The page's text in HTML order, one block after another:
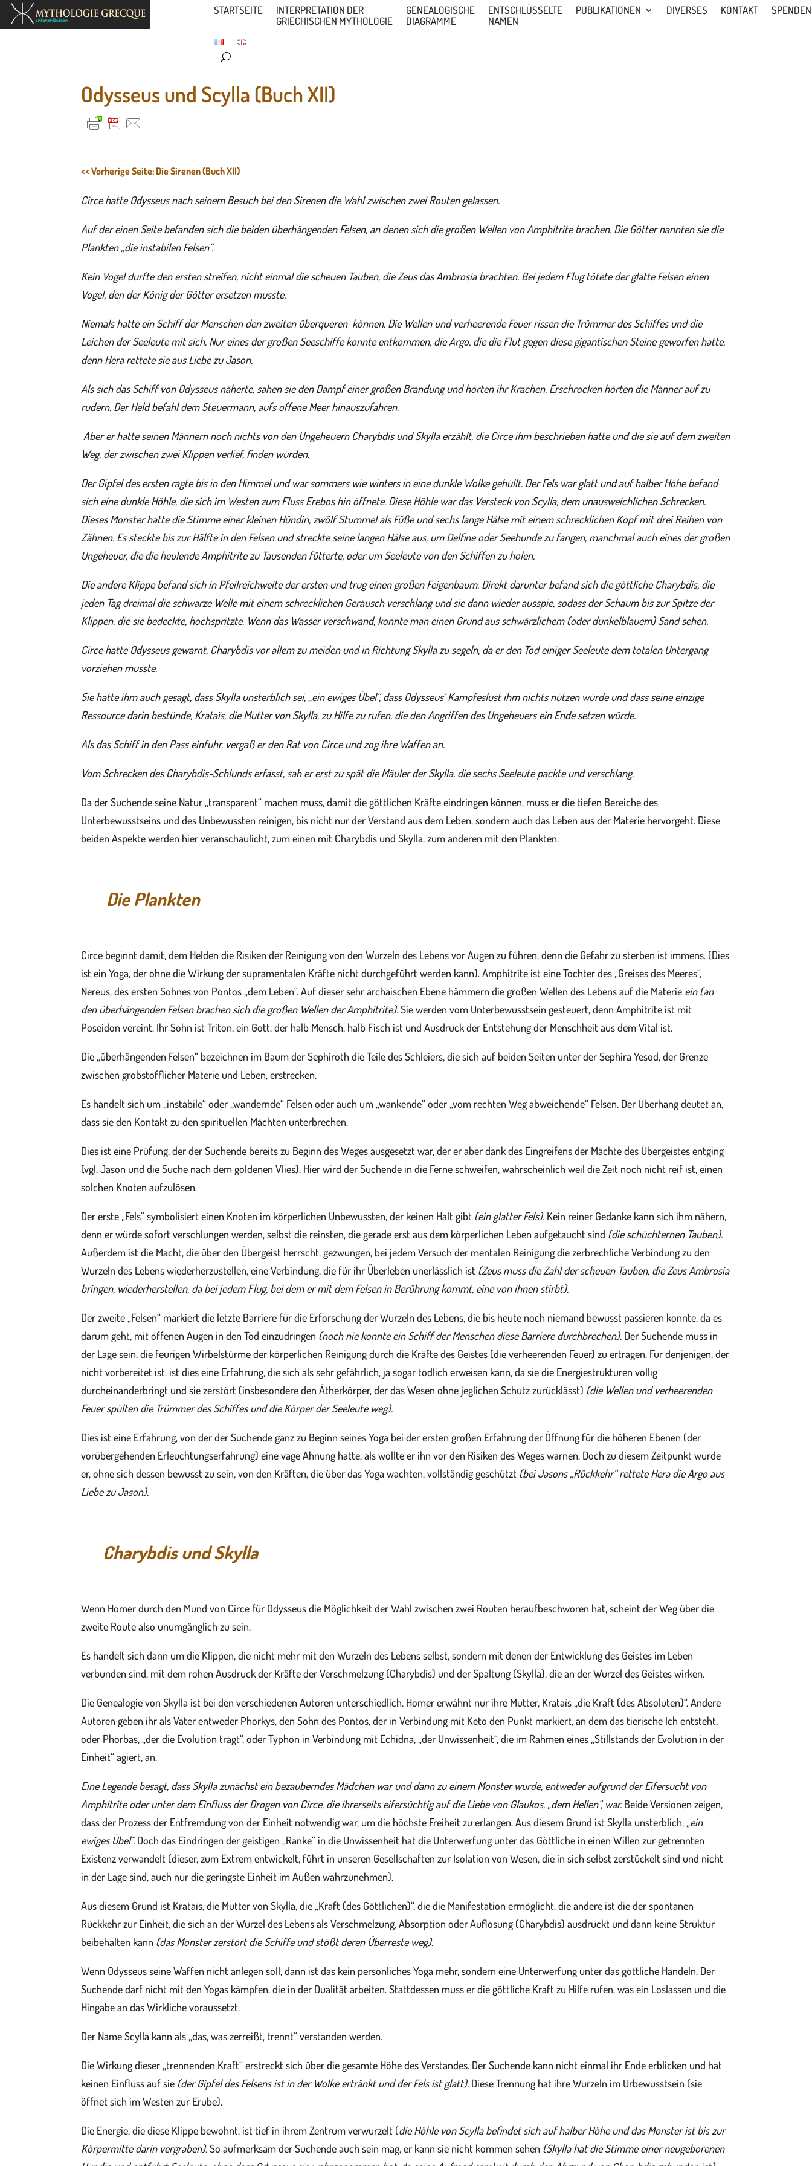
STARTSEITE
INTERPRETATION DER
GRIECHISCHEN MYTHOLOGIE
GENEALOGISCHE
DIAGRAMME
ENTSCHLÜSSELTE
NAMEN
PUBLIKATIONEN DIVERSES KONTAKT SPENDEN
Odysseus und Scylla (Buch XII)
<< Vorherige Seite: Die Sirenen (Buch XII)
Circe hatte Odysseus nach seinem Besuch bei den Sirenen die Wahl zwischen zwei Routen gelassen.
Auf der einen Seite befanden sich die beiden überhängenden Felsen, an denen sich die großen Wellen von Amphitrite brachen. Die Götter nannten sie die
Plankten „die instabilen Felsen“.
Kein Vogel durfte den ersten streifen, nicht einmal die scheuen Tauben, die Zeus das Ambrosia brachten. Bei jedem Flug tötete der glatte Felsen einen
Vogel, den der König der Götter ersetzen musste.
Niemals hatte ein Schiff der Menschen den zweiten überqueren können. Die Wellen und verheerende Feuer rissen die Trümmer des Schiffes und die
Leichen der Seeleute mit sich. Nur eines der großen Seeschiffe konnte entkommen, die Argo, die die Flut gegen diese gigantischen Steine geworfen hatte,
denn Hera rettete sie aus Liebe zu Jason.
Als sich das Schiff von Odysseus näherte, sahen sie den Dampf einer großen Brandung und hörten ihr Krachen. Erschrocken hörten die Männer auf zu
rudern. Der Held befahl dem Steuermann, aufs offene Meer hinauszufahren.
Aber er hatte seinen Männern noch nichts von den Ungeheuern Charybdis und Skylla erzählt, die Circe ihm beschrieben hatte und die sie auf dem zweiten
Weg, der zwischen zwei Klippen verlief, finden würden.
Der Gipfel des ersten ragte bis in den Himmel und war sommers wie winters in eine dunkle Wolke gehüllt. Der Fels war glatt und auf halber Höhe befand
sich eine dunkle Höhle, die sich im Westen zum Fluss Erebos hin öffnete. Diese Höhle war das Versteck von Scylla, dem unausweichlichen Schrecken.
Dieses Monster hatte die Stimme einer kleinen Hündin, zwölf Stummel als Füße und sechs lange Hälse mit einem schrecklichen Kopf mit drei Reihen von
Zähnen. Es steckte bis zur Hälfte in den Felsen und streckte seine langen Hälse aus, um Delfine oder Seehunde zu fangen, manchmal auch eines der großen
Ungeheuer, die die heulende Amphitrite zu Tausenden fütterte, oder um Seeleute von den Schiffen zu holen.
Die andere Klippe befand sich in Pfeilreichweite der ersten und trug einen großen Feigenbaum. Direkt darunter befand sich die göttliche Charybdis, die
jeden Tag dreimal die schwarze Welle mit einem schrecklichen Geräusch verschlang und sie dann wieder ausspie, sodass der Schaum bis zur Spitze der
Klippen, die sie bedeckte, hochspritzte. Wenn das Wasser verschwand, konnte man einen Grund aus schwärzlichem (oder dunkelblauem) Sand sehen.
Circe hatte Odysseus gewarnt, Charybdis vor allem zu meiden und in Richtung Skylla zu segeln, da er den Tod einiger Seeleute dem totalen Untergang
vorziehen musste.
Sie hatte ihm auch gesagt, dass Skylla unsterblich sei, „ein ewiges Übel“, dass Odysseus‘ Kampfeslust ihm nichts nützen würde und dass seine einzige
Ressource darin bestünde, Krataïs, die Mutter von Skylla, zu Hilfe zu rufen, die den Angriffen des Ungeheuers ein Ende setzen würde.
Als das Schiff in den Pass einfuhr, vergaß er den Rat von Circe und zog ihre Waffen an.
Vom Schrecken des Charybdis-Schlunds erfasst, sah er erst zu spät die Mäuler der Skylla, die sechs Seeleute packte und verschlang.
Da der Suchende seine Natur „transparent“ machen muss, damit die göttlichen Kräfte eindringen können, muss er die tiefen Bereiche des
Unterbewusstseins und des Unbewussten reinigen, bis nicht nur der Verstand aus dem Leben, sondern auch das Leben aus der Materie hervorgeht. Diese
beiden Aspekte werden hier veranschaulicht, zum einen mit Charybdis und Skylla, zum anderen mit den Plankten.
Die Plankten
Circe beginnt damit, dem Helden die Risiken der Reinigung von den Wurzeln des Lebens vor Augen zu führen, denn die Gefahr zu sterben ist immens. (Dies
ist ein Yoga, der ohne die Wirkung der supramentalen Kräfte nicht durchgeführt werden kann). Amphitrite ist eine Tochter des „Greises des Meeres“,
Nereus, des ersten Sohnes von Pontos „dem Leben“. Auf dieser sehr archaischen Ebene hämmern die großen Wellen des Lebens auf die Materie ein (an
den überhängenden Felsen brachen sich die großen Wellen der Amphitrite).Sie werden vom Unterbewusstsein gesteuert, denn Amphitrite ist mit
Poseidon vereint. Ihr Sohn ist Triton, ein Gott, der halb Mensch, halb Fisch ist und Ausdruck der Entstehung der Menschheit aus dem Vital ist.
Die „überhängenden Felsen“ bezeichnen im Baum der Sephiroth die Teile des Schleiers, die sich auf beiden Seiten unter der Sephira Yesod, der Grenze
zwischen grobstofflicher Materie und Leben, erstrecken.
Es handelt sich um „instabile“ oder „wandernde“ Felsen oder auch um „wankende“ oder „vom rechten Weg abweichende“ Felsen. Der Überhang deutet an,
dass sie den Kontakt zu den spirituellen Mächten unterbrechen.
Dies ist eine Prüfung, der der Suchende bereits zu Beginn des Weges ausgesetzt war, der er aber dank des Eingreifens der Mächte des Übergeistes entging
(vgl. Jason und die Suche nach dem goldenen Vlies). Hier wird der Suchende in die Ferne schweifen, wahrscheinlich weil die Zeit noch nicht reif ist, einen
solchen Knoten aufzulösen.
Der erste „Fels“ symbolisiert einen Knoten im körperlichen Unbewussten, der keinen Halt gibt (ein glatter Fels). Kein reiner Gedanke kann sich ihm nähern,
denn er würde sofort verschlungen werden, selbst die reinsten, die gerade erst aus dem körperlichen Leben aufgetaucht sind (die schüchternen Tauben).
Außerdem ist die Macht, die über den Übergeist herrscht, gezwungen, bei jedem Versuch der mentalen Reinigung die zerbrechliche Verbindung zu den
Wurzeln des Lebens wiederherzustellen, eine Verbindung, die für ihr Überleben unerlässlich ist (Zeus muss die Zahl der scheuen Tauben, die Zeus Ambrosia
bringen, wiederherstellen, da bei jedem Flug, bei dem er mit dem Felsen in Berührung kommt, eine von ihnen stirbt).
Der zweite „Felsen“ markiert die letzte Barriere für die Erforschung der Wurzeln des Lebens, die bis heute noch niemand bewusst passieren konnte, da es
darum geht, mit offenen Augen in den Tod einzudringen (noch nie konnte ein Schiff der Menschen diese Barriere durchbrechen). Der Suchende muss in
der Lage sein, die feurigen Wirbelstürme der körperlichen Reinigung durch die Kräfte des Geistes (die verheerenden Feuer) zu ertragen. Für denjenigen, der
nicht vorbereitet ist, ist dies eine Erfahrung, die sich als sehr gefährlich, ja sogar tödlich erweisen kann, da sie die Energiestrukturen völlig
durcheinanderbringt und sie zerstört (insbesondere den Ätherkörper, der das Wesen ohne jeglichen Schutz zurücklässt) (die Wellen und verheerenden
Feuer spülten die Trümmer des Schiffes und die Körper der Seeleute weg).
Dies ist eine Erfahrung, von der der Suchende ganz zu Beginn seines Yoga bei der ersten großen Erfahrung der Öffnung für die höheren Ebenen (der
vorübergehenden Erleuchtungserfahrung) eine vage Ahnung hatte, als wollte er ihn vor den Risiken des Weges warnen. Doch zu diesem Zeitpunkt wurde
er, ohne sich dessen bewusst zu sein, von den Kräften, die über das Yoga wachten, vollständig geschützt (bei Jasons „Rückkehr“ rettete Hera die Argo aus
Liebe zu Jason).
Charybdis und Skylla
Wenn Homer durch den Mund von Circe für Odysseus die Möglichkeit der Wahl zwischen zwei Routen heraufbeschworen hat, scheint der Weg über die
zweite Route also unumgänglich zu sein.
Es handelt sich dann um die Klippen, die nicht mehr mit den Wurzeln des Lebens selbst, sondern mit denen der Entwicklung des Geistes im Leben
verbunden sind, mit dem rohen Ausdruck der Kräfte der Verschmelzung (Charybdis) und der Spaltung (Skylla), die an der Wurzel des Geistes wirken.
Die Genealogie von Skylla ist bei den verschiedenen Autoren unterschiedlich. Homer erwähnt nur ihre Mutter, Krataïs „die Kraft (des Absoluten)“. Andere
Autoren geben ihr als Vater entweder Phorkys, den Sohn des Pontos, der in Verbindung mit Keto den Punkt markiert, an dem das tierische Ich entsteht,
oder Phorbas, „der die Evolution trägt“, oder Typhon in Verbindung mit Echidna, „der Unwissenheit“, die im Rahmen eines „Stillstands der Evolution in der
Einheit“ agiert, an.
Eine Legende besagt, dass Skylla zunächst ein bezauberndes Mädchen war und dann zu einem Monster wurde, entweder aufgrund der Eifersucht von
Amphitrite oder unter dem Einfluss der Drogen von Circe, die ihrerseits eifersüchtig auf die Liebe von Glaukos, „dem Hellen“, war. Beide Versionen zeigen,
dass der Prozess der Entfremdung von der Einheit notwendig war, um die höchste Freiheit zu erlangen. Aus diesem Grund ist Skylla unsterblich, „ein
ewiges Übel“.Doch das Eindringen der geistigen „Ranke“ in die Unwissenheit hat die Unterwerfung unter das Göttliche in einen Willen zur getrennten
Existenz verwandelt (dieser, zum Extrem entwickelt, führt in unseren Gesellschaften zur Isolation von Wesen, die in sich selbst zerstückelt sind und nicht
in der Lage sind, auch nur die geringste Einheit im Außen wahrzunehmen).
Aus diesem Grund ist Krataïs, die Mutter von Skylla, die „Kraft (des Göttlichen)“, die die Manifestation ermöglicht, die andere ist die der spontanen
Rückkehr zur Einheit, die sich an der Wurzel des Lebens als Verschmelzung, Absorption oder Auflösung (Charybdis) ausdrückt und dann keine Struktur
beibehalten kann (das Monster zerstört die Schiffe und stößt deren Überreste weg).
Wenn Odysseus seine Waffen nicht anlegen soll, dann ist das kein persönliches Yoga mehr, sondern eine Unterwerfung unter das göttliche Handeln. Der
Suchende darf nicht mit den Yogas kämpfen, die in der Dualität arbeiten. Stattdessen muss er die göttliche Kraft zu Hilfe rufen, was ein Loslassen und die
Hingabe an das Wirkliche voraussetzt.
Der Name Scylla kann als „das, was zerreißt, trennt“ verstanden werden.
Die Wirkung dieser „trennenden Kraft“ erstreckt sich über die gesamte Höhe des Verstandes. Der Suchende kann nicht einmal ihr Ende erblicken und hat
keinen Einfluss auf sie (der Gipfel des Felsens ist in der Wolke ertränkt und der Fels ist glatt). Diese Trennung hat ihre Wurzeln im Urbewusstsein (sie
öffnet sich im Westen zur Erube).
Die Energie, die diese Klippe bewohnt, ist tief in ihrem Zentrum verwurzelt (die Höhle von Scylla befindet sich auf halber Höhe und das Monster ist bis zur
Körpermitte darin vergraben).So aufmerksam der Suchende auch sein mag, er kann sie nicht kommen sehen (Skylla hat die Stimme einer neugeborenen